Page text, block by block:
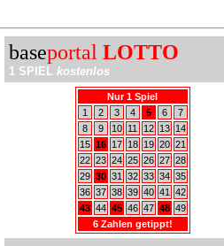
baseportal LOTTO
1 SPIEL kostenlos
Nur 1 Spiel
1
2 3 4 5 6
7
8
9 10 11 12 13
14
15 16 17 18 19 20 21
22 23 24 25 26 27 28
29 30 31 32 33 34 35
36 37 38 39 40 41
42
43 44 45 46 47 48 49
6 Zahlen getippt!